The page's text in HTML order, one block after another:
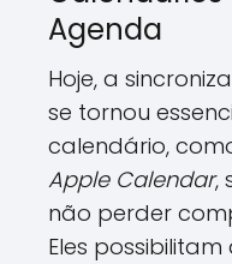
Agenda
Hoje, a
se tornou
calendário,
Apple Calendar,
não perder
Eles